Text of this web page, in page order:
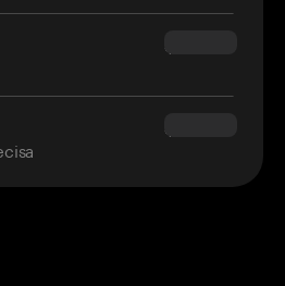
$160.00
$180.00